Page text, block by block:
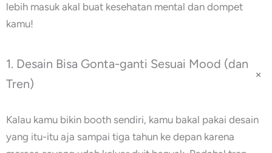
lebih masuk akal buat kesehatan mental dan dompet
kamu!
1. Desain Bisa Gonta-ganti Sesuai Mood (dan
Tren)
+
Kalau kamu bikin booth sendiri, kamu bakal pakai desain
yang itu-itu aja sampai tiga tahun ke depan karena